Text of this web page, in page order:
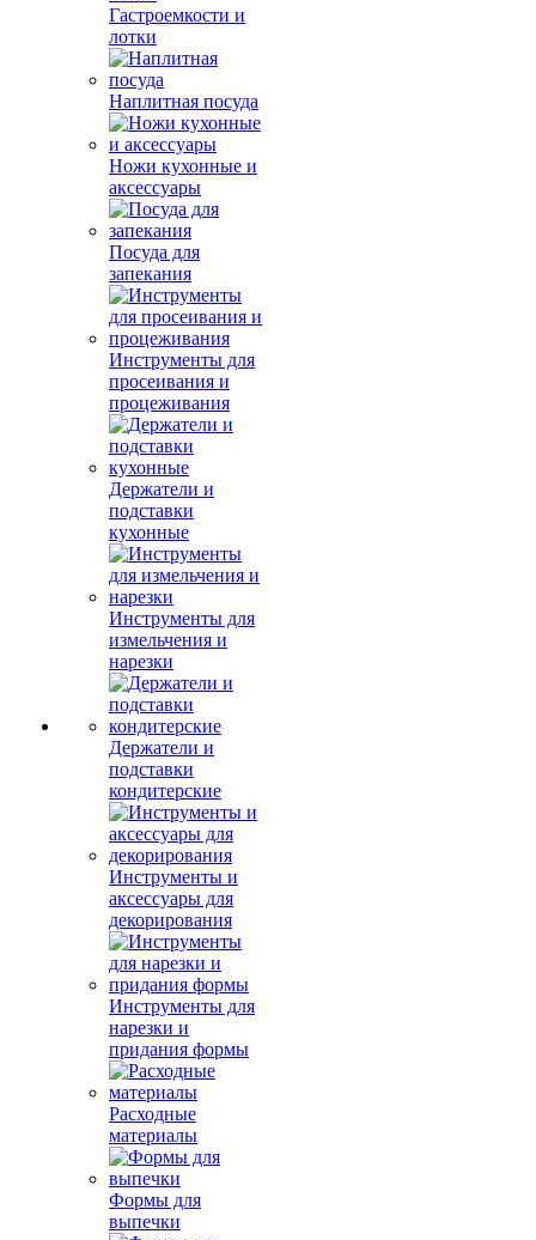
Гастроемкости и
лотки
Наплитная посуда
Ножи кухонные и
аксессуары
Посуда для
запекания
Инструменты для
просеивания и
процеживания
Держатели и
подставки
кухонные
Инструменты для
измельчения и
нарезки
Держатели и
подставки
кондитерские
Инструменты и
аксессуары для
декорирования
Инструменты для
нарезки и
придания формы
Расходные
материалы
Формы для
выпечки